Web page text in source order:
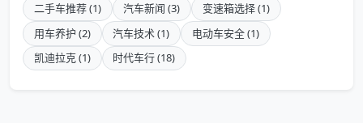
二手车推荐 (1)
汽车新闻 (3)
变速箱选择 (1)
用车养护 (2)
汽车技术 (1)
电动车安全 (1)
凯迪拉克 (1)
时代车行 (18)